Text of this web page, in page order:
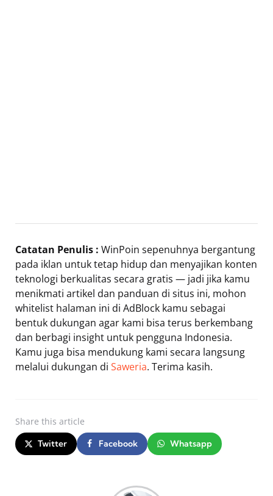
Catatan Penulis : WinPoin sepenuhnya bergantung
pada iklan untuk tetap hidup dan menyajikan konten
teknologi berkualitas secara gratis — jadi jika kamu
menikmati artikel dan panduan di situs ini, mohon
whitelist halaman ini di AdBlock kamu sebagai
bentuk dukungan agar kami bisa terus berkembang
dan berbagi insight untuk pengguna Indonesia.
Kamu juga bisa mendukung kami secara langsung
melalui dukungan di Saweria. Terima kasih.
Share this article
Twitter Facebook Whatsapp